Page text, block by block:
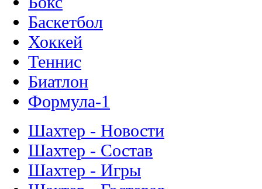
Баскетбол
Хоккей
Теннис
Биатлон
Формула-1
Шахтер - Состав
Шахтер - Игры
Шахтер - Гостевая